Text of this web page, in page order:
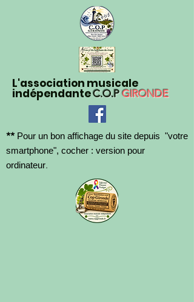
L'association musicale
indépendanteC.O.PGIRONDE
** Pour un bon affichage du site depuis "votre
smartphone", cocher : version pour
ordinateur.